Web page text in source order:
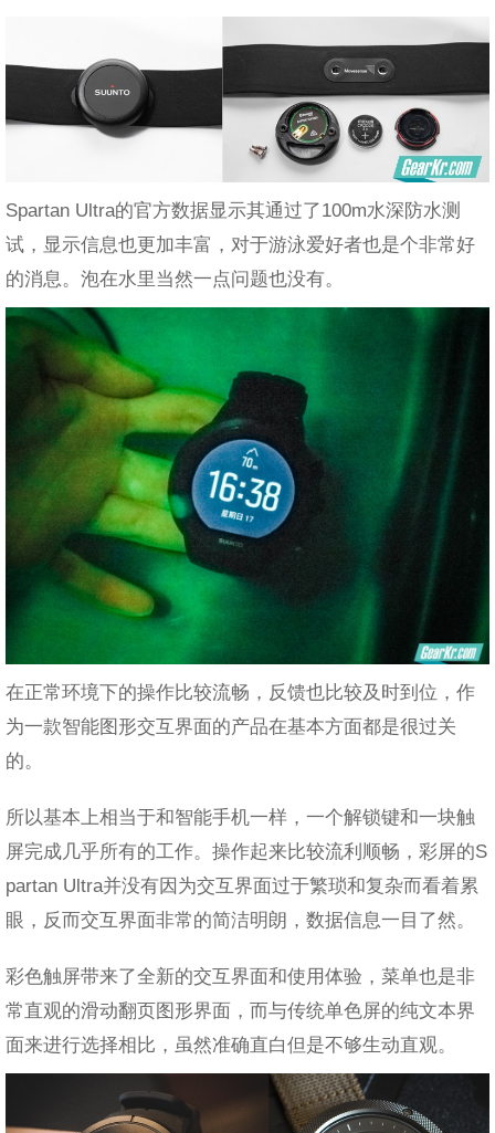
Spartan Ultra的官方数据显示其通过了100m水深防水测
试，显示信息也更加丰富，对于游泳爱好者也是个非常好
的消息。泡在水里当然一点问题也没有。
在正常环境下的操作比较流畅，反馈也比较及时到位，作
为一款智能图形交互界面的产品在基本方面都是很过关
的。
所以基本上相当于和智能手机一样，一个解锁键和一块触
屏完成几乎所有的工作。操作起来比较流利顺畅，彩屏的S
partan Ultra并没有因为交互界面过于繁琐和复杂而看着累
眼，反而交互界面非常的简洁明朗，数据信息一目了然。
彩色触屏带来了全新的交互界面和使用体验，菜单也是非
常直观的滑动翻页图形界面，而与传统单色屏的纯文本界
面来进行选择相比，虽然准确直白但是不够生动直观。